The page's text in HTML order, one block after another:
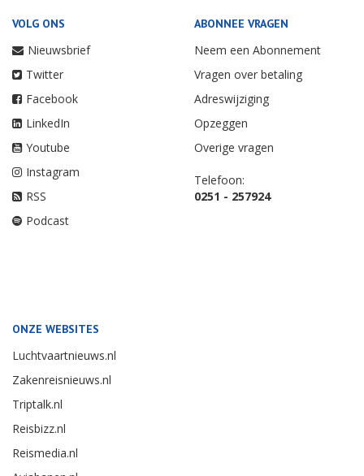
VOLG ONS
Nieuwsbrief
Twitter
Facebook
LinkedIn
Youtube
Instagram
RSS
Podcast
ABONNEE VRAGEN
Neem een Abonnement
Vragen over betaling
Adreswijziging
Opzeggen
Overige vragen
Telefoon:
0251 - 257924
ONZE WEBSITES
Luchtvaartnieuws.nl
Zakenreisnieuws.nl
Triptalk.nl
Reisbizz.nl
Reismedia.nl